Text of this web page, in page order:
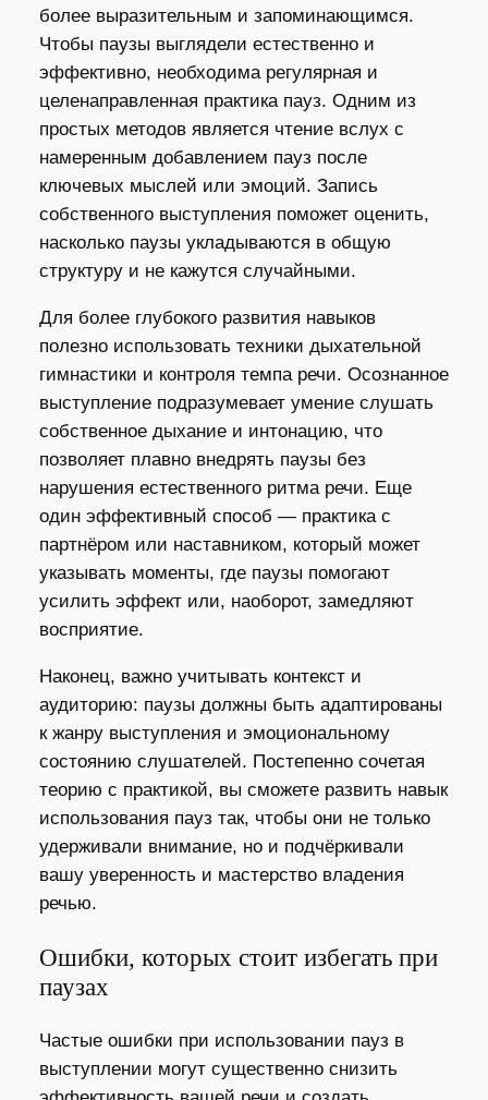
более выразительным и запоминающимся.
Чтобы паузы выглядели естественно и
эффективно, необходима регулярная и
целенаправленная практика пауз. Одним из
простых методов является чтение вслух с
намеренным добавлением пауз после
ключевых мыслей или эмоций. Запись
собственного выступления поможет оценить,
насколько паузы укладываются в общую
структуру и не кажутся случайными.
Для более глубокого развития навыков
полезно использовать техники дыхательной
гимнастики и контроля темпа речи. Осознанное
выступление подразумевает умение слушать
собственное дыхание и интонацию, что
позволяет плавно внедрять паузы без
нарушения естественного ритма речи. Еще
один эффективный способ — практика с
партнёром или наставником, который может
указывать моменты, где паузы помогают
усилить эффект или, наоборот, замедляют
восприятие.
Наконец, важно учитывать контекст и
аудиторию: паузы должны быть адаптированы
к жанру выступления и эмоциональному
состоянию слушателей. Постепенно сочетая
теорию с практикой, вы сможете развить навык
использования пауз так, чтобы они не только
удерживали внимание, но и подчёркивали
вашу уверенность и мастерство владения
речью.
Ошибки, которых стоит избегать при
паузах
Частые ошибки при использовании пауз в
выступлении могут существенно снизить